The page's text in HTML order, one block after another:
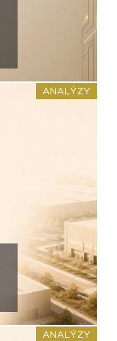
ANALÝZY
ANALÝZY